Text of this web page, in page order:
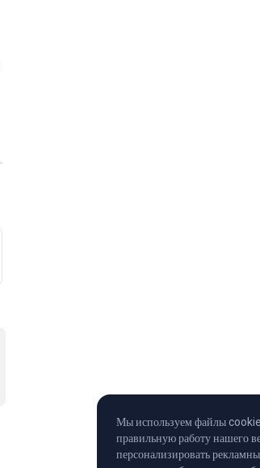
Мы используем файлы
правильную работу нашего
персонализировать